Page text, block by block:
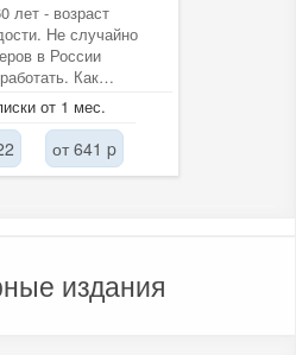
лет - возраст
Не случайно
в России
Как
тонус,
от 1 мес.
от 641 p
издания